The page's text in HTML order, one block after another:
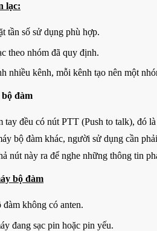
lạc:
tần số sử dụng phù hợp.
theo nhóm đã quy định.
nhiều kênh, mỗi kênh tạo nên một
đàm
tay đều có nút PTT (Push to talk), đó
bộ đàm khác, người sử dụng cần
nút này ra để nghe những thông tin
bộ đàm
không có anten.
đang sạc pin hoặc pin yếu.